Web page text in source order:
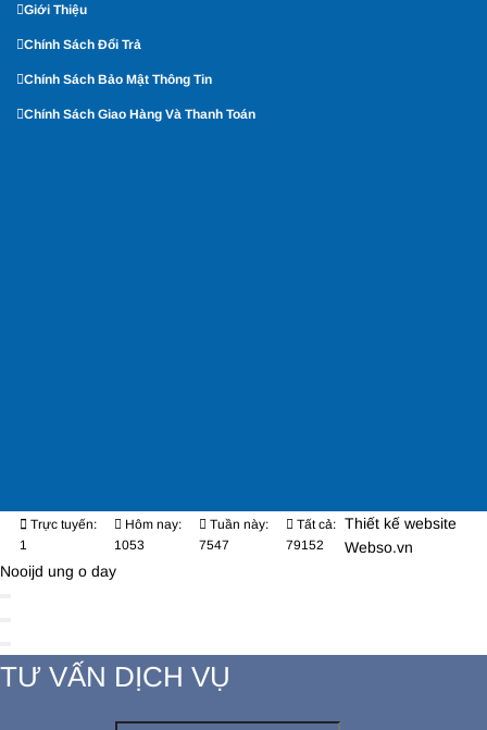
Giới Thiệu
Chính Sách Đổi Trả
Chính Sách Bảo Mật Thông Tin
Chính Sách Giao Hàng Và Thanh Toán
Trực tuyến:
1
Hôm nay:
1053
Tuần này:
7547
Tất cả:
79152
Thiết kế website
Webso.vn
Nooijd ung o day
TƯ VẤN DỊCH VỤ